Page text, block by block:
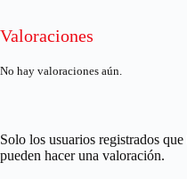
Valoraciones
No hay valoraciones aún.
Solo los usuarios registrados
pueden hacer una valoración.